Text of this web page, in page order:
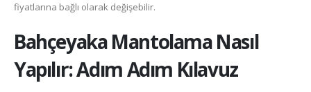
fiyatlarına bağlı olarak değişebilir.
BahçeyakaMantolama Nasıl
Yapılır: Adım Adım Kılavuz